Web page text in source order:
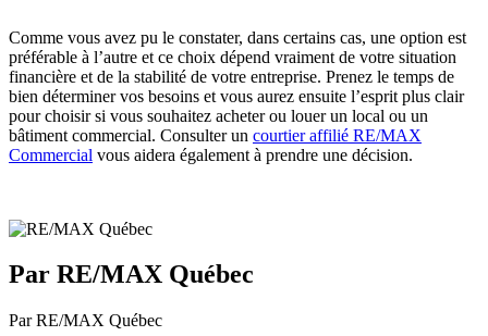
Comme vous avez pu le constater, dans certains cas, une option est
préférable à l’autre et ce choix dépend vraiment de votre situation
financière et de la stabilité de votre entreprise. Prenez le temps de
bien déterminer vos besoins et vous aurez ensuite l’esprit plus clair
pour choisir si vous souhaitez acheter ou louer un local ou un
bâtiment commercial. Consulter un courtier affilié RE/MAX
Commercial vous aidera également à prendre une décision.
Par RE/MAX Québec
Par RE/MAX Québec